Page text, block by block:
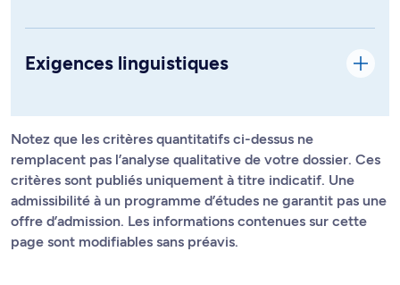
Exigences linguistiques
Notez que les critères quantitatifs ci-dessus ne
remplacent pas l’analyse qualitative de votre dossier. Ces
critères sont publiés uniquement à titre indicatif. Une
admissibilité à un programme d’études ne garantit pas une
offre d’admission. Les informations contenues sur cette
page sont modifiables sans préavis.